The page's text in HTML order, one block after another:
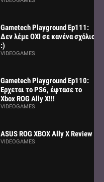
Gametech Playground Ep111:
Δεν λέμε ΟΧΙ σε κανένα σχόλιο
:)
VIDEOGAMES
Gametech Playground Ep110:
Ερχεται το PS6, έφτασε το
Xbox ROG Ally X!!!
VIDEOGAMES
ASUS ROG XBOX Ally X Review
VIDEOGAMES